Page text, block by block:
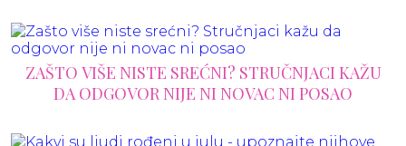
ZAŠTO VIŠE NISTE SREĆNI? STRUČNJACI KAŽU
DA ODGOVOR NIJE NI NOVAC NI POSAO